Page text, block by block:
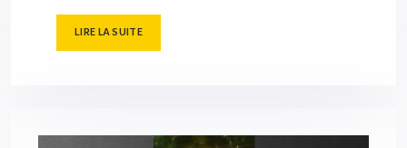
LIRE LA SUITE